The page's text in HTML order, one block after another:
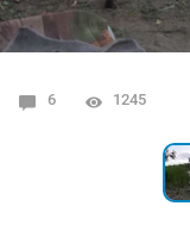
6 1245
1 2528
4 7615